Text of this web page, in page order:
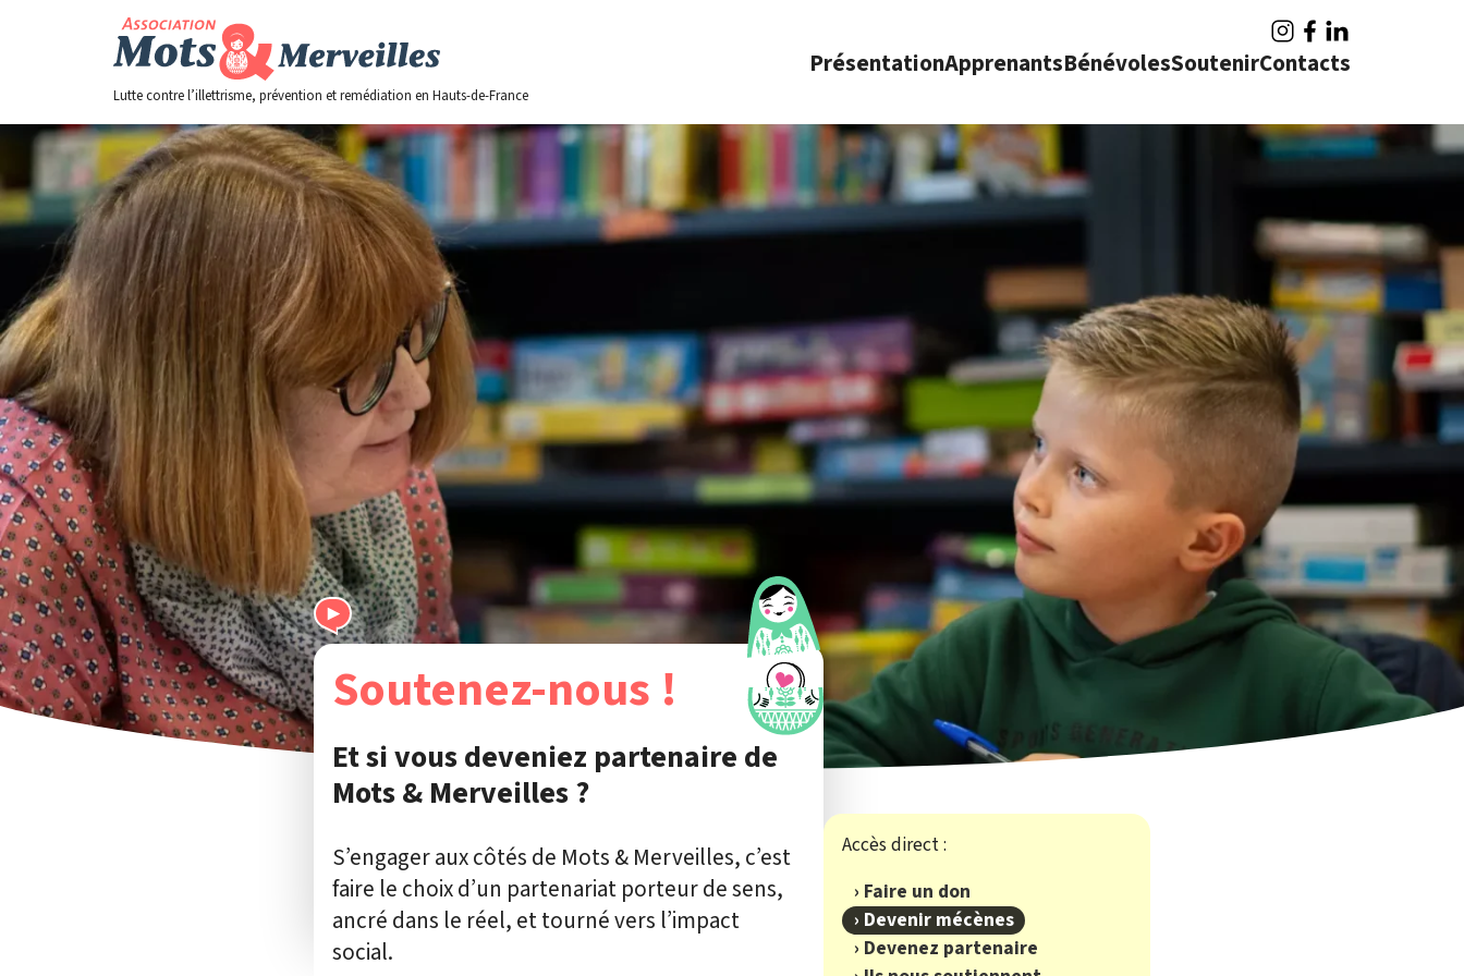
Lutte contre l’illettrisme, prévention et remédiation en Hauts-de-France
PrésentationApprenantsBénévolesSoutenirContacts
Soutenez-nous !
Et si vous deveniez partenaire de
Mots & Merveilles ?
S’engager aux côtés de Mots & Merveilles, c’est
faire le choix d’un partenariat porteur de sens,
ancré dans le réel, et tourné vers l’impact
social.
Faire un don
Devenir mécènes
Devenez partenaire